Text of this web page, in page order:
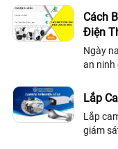
được
Cách
Điện
Ngày
an ninh
trình
Lắp
Lắp
giám